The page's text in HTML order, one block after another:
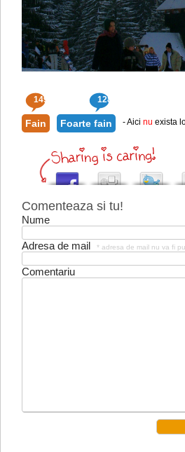
149 128
Fain Foarte fain - Aici nu exista
Comenteaza si tu!
Nume
Adresa de mail * adresa de mail nu va fi
Comentariu